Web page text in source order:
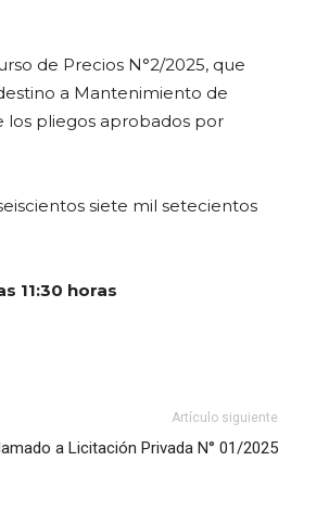
de Precios N°2/2025, que
a Mantenimiento de
los pliegos aprobados por
siete mil setecientos
11:30 horas
Artículo siguiente
a Licitación Privada N° 01/2025